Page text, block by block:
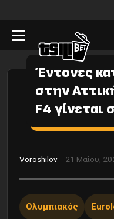
Έντονες
στην
F4 γίνεται
Voroshilov 21 Μαΐου,
Ολυμπιακός